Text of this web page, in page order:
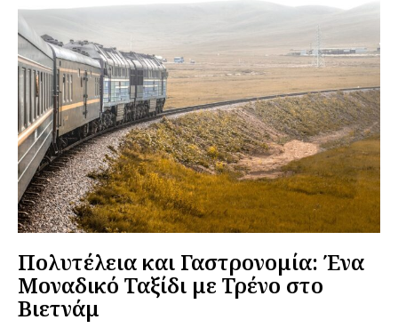
Πολυτέλεια και Γαστρονομία: Ένα
Μοναδικό Ταξίδι με Τρένο στο
Βιετνάμ